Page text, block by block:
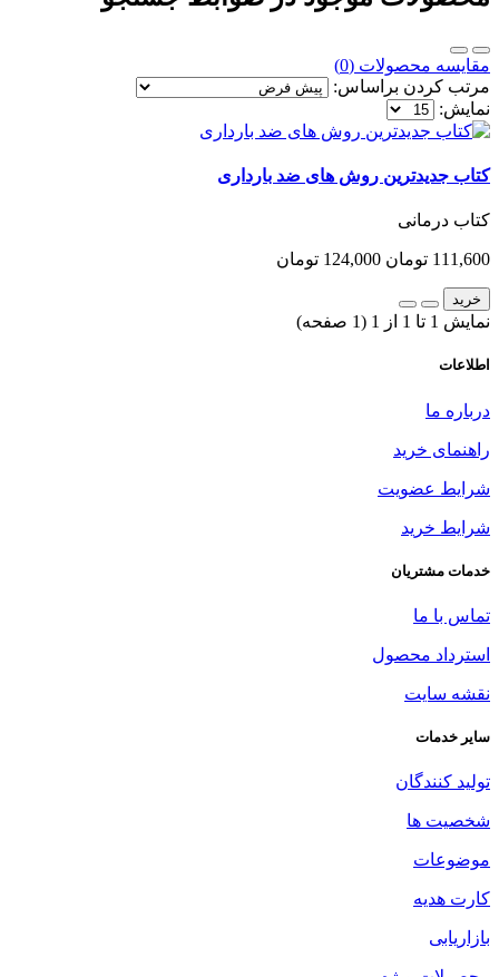
مقایسه محصولات (0)
مرتب کردن براساس:
نمایش:
کتاب جدیدترین روش های ضد بارداری
کتاب درمانی
111,600 تومان 124,000 تومان
خرید
نمایش 1 تا 1 از 1 (1 صفحه)
اطلاعات
درباره ما
راهنمای خرید
شرایط عضویت
شرایط خرید
خدمات مشتریان
تماس با ما
استرداد محصول
نقشه سایت
سایر خدمات
تولید کنندگان
شخصیت ها
موضوعات
کارت هدیه
بازاریابی